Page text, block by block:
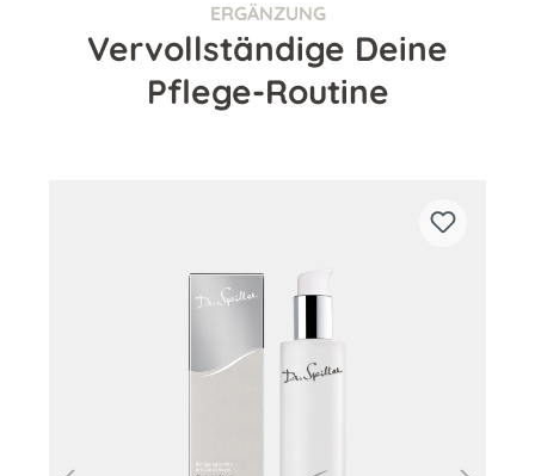
ERGÄNZUNG
Vervollständige Deine
Pflege-Routine